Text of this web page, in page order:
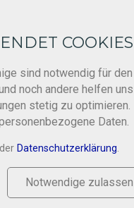
COOKIES
sind notwendig für
noch andere helfen
stetig zu
Daten.
Datenschutzerklärung.
Notwendige zulassen